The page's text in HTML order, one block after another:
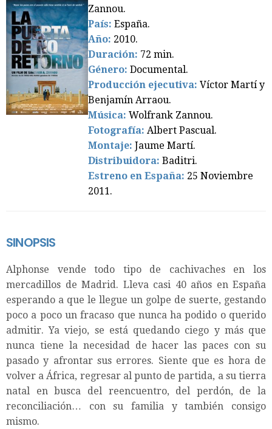
Zannou.
País: España.
Año: 2010.
Duración: 72 min.
Género: Documental.
Producción ejecutiva: Víctor Martí y
Benjamín Arraou.
Música: Wolfrank Zannou.
Fotografía: Albert Pascual.
Montaje: Jaume Martí.
Distribuidora: Baditri.
Estreno en España: 25 Noviembre
2011.
SINOPSIS
Alphonse vende todo tipo de cachivaches en los
mercadillos de Madrid. Lleva casi 40 años en España
esperando a que le llegue un golpe de suerte, gestando
poco a poco un fracaso que nunca ha podido o querido
admitir. Ya viejo, se está quedando ciego y más que
nunca tiene la necesidad de hacer las paces con su
pasado y afrontar sus errores. Siente que es hora de
volver a África, regresar al punto de partida, a su tierra
natal en busca del reencuentro, del perdón, de la
reconciliación… con su familia y también consigo
mismo.